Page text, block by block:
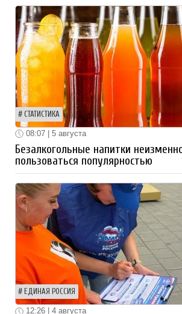
СТАТИСТИКА
08:07 | 5 августа
Безалкогольные напитки
пользоваться популярностью
ЕДИНАЯ РОССИЯ
12:26 | 4 августа